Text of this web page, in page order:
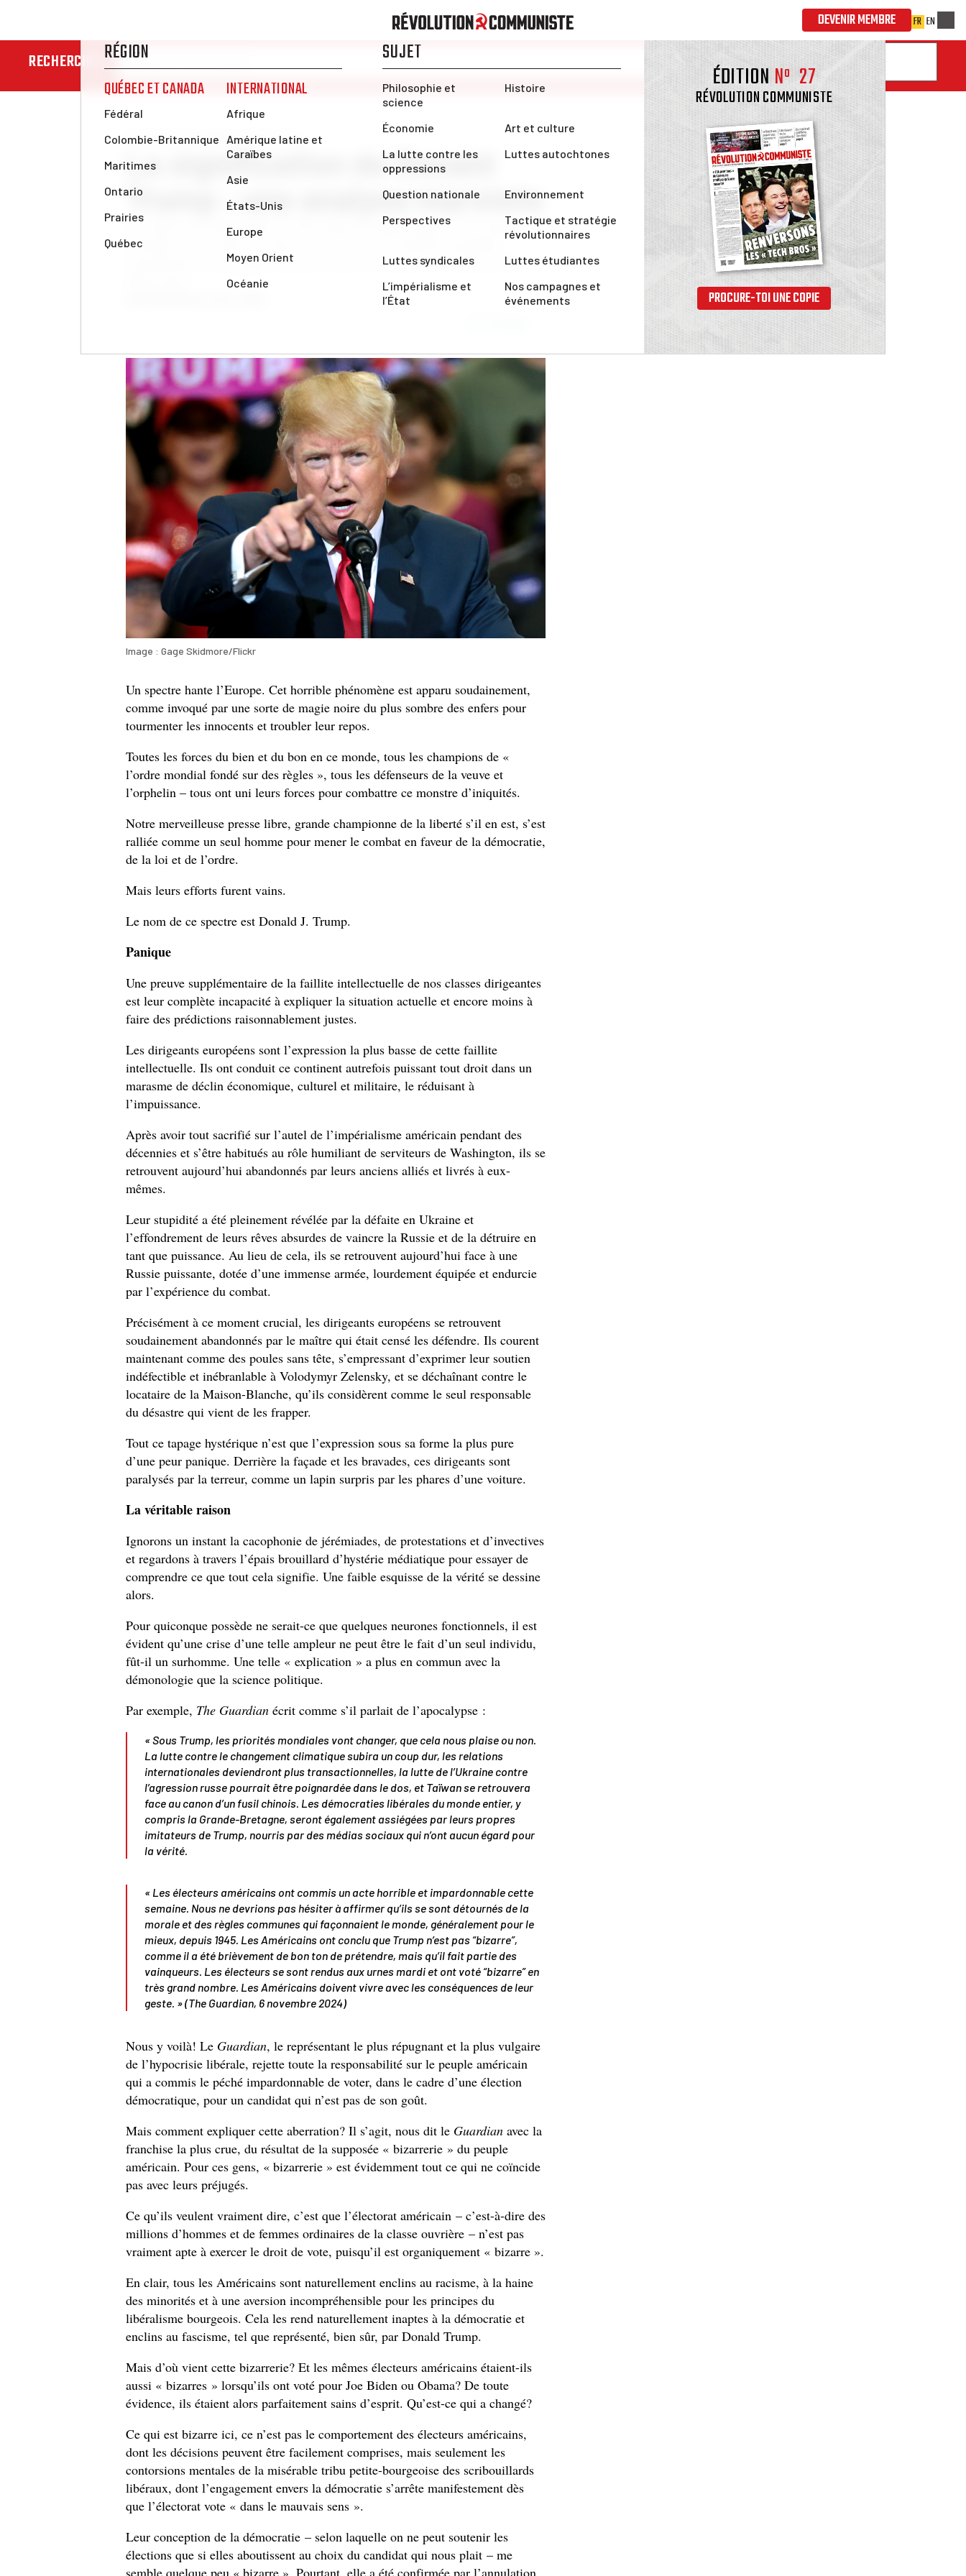
RECHERCHER ÉDITION Nº 27
RÉVOLUTION COMMUNISTE
PROCURE-TOI UNE COPIE
Nouvelles et analyses États-Unis
La signification de Donald
Trump : une analyse marxiste
Les efforts de Trump pour reculer dans le temps jusqu’à cette époque
lointaine sont voués à l’échec en raison de la situation mondiale
transformée et du rapport de force entre les classes à l’intérieur des
Image : Gage Skidmore/Flickr
Un spectre hante l’Europe. Cet horrible phénomène est apparu soudainement,
comme invoqué par une sorte de magie noire du plus sombre des enfers pour
tourmenter les innocents et troubler leur repos.
Toutes les forces du bien et du bon en ce monde, tous les champions de «
l’ordre mondial fondé sur des règles », tous les défenseurs de la veuve et
l’orphelin – tous ont uni leurs forces pour combattre ce monstre d’iniquités.
Notre merveilleuse presse libre, grande championne de la liberté s’il en est, s’est
ralliée comme un seul homme pour mener le combat en faveur de la démocratie,
de la loi et de l’ordre.
Mais leurs efforts furent vains.
Le nom de ce spectre est Donald J. Trump.
Panique
Une preuve supplémentaire de la faillite intellectuelle de nos classes dirigeantes
est leur complète incapacité à expliquer la situation actuelle et encore moins à
faire des prédictions raisonnablement justes.
Les dirigeants européens sont l’expression la plus basse de cette faillite
intellectuelle. Ils ont conduit ce continent autrefois puissant tout droit dans un
marasme de déclin économique, culturel et militaire, le réduisant à
l’impuissance.
Après avoir tout sacrifié sur l’autel de l’impérialisme américain pendant des
décennies et s’être habitués au rôle humiliant de serviteurs de Washington, ils se
retrouvent aujourd’hui abandonnés par leurs anciens alliés et livrés à eux-
mêmes.
Leur stupidité a été pleinement révélée par la défaite en Ukraine et
l’effondrement de leurs rêves absurdes de vaincre la Russie et de la détruire en
tant que puissance. Au lieu de cela, ils se retrouvent aujourd’hui face à une
Russie puissante, dotée d’une immense armée, lourdement équipée et endurcie
par l’expérience du combat.
Précisément à ce moment crucial, les dirigeants européens se retrouvent
soudainement abandonnés par le maître qui était censé les défendre. Ils courent
maintenant comme des poules sans tête, s’empressant d’exprimer leur soutien
indéfectible et inébranlable à Volodymyr Zelensky, et se déchaînant contre le
locataire de la Maison-Blanche, qu’ils considèrent comme le seul responsable
du désastre qui vient de les frapper.
Tout ce tapage hystérique n’est que l’expression sous sa forme la plus pure
d’une peur panique. Derrière la façade et les bravades, ces dirigeants sont
paralysés par la terreur, comme un lapin surpris par les phares d’une voiture.
La véritable raison
Ignorons un instant la cacophonie de jérémiades, de protestations et d’invectives
et regardons à travers l’épais brouillard d’hystérie médiatique pour essayer de
comprendre ce que tout cela signifie. Une faible esquisse de la vérité se dessine
alors.
Pour quiconque possède ne serait-ce que quelques neurones fonctionnels, il est
évident qu’une crise d’une telle ampleur ne peut être le fait d’un seul individu,
fût-il un surhomme. Une telle « explication » a plus en commun avec la
démonologie que la science politique.
Par exemple, The Guardian écrit comme s’il parlait de l’apocalypse :
« Sous Trump, les priorités mondiales vont changer, que cela nous plaise ou non.
La lutte contre le changement climatique subira un coup dur, les relations
internationales deviendront plus transactionnelles, la lutte de l’Ukraine contre
l’agression russe pourrait être poignardée dans le dos, et Taïwan se retrouvera
face au canon d’un fusil chinois. Les démocraties libérales du monde entier, y
compris la Grande-Bretagne, seront également assiégées par leurs propres
imitateurs de Trump, nourris par des médias sociaux qui n’ont aucun égard pour
la vérité.
« Les électeurs américains ont commis un acte horrible et impardonnable cette
semaine. Nous ne devrions pas hésiter à affirmer qu’ils se sont détournés de la
morale et des règles communes qui façonnaient le monde, généralement pour le
mieux, depuis 1945. Les Américains ont conclu que Trump n’est pas “bizarre”,
comme il a été brièvement de bon ton de prétendre, mais qu’il fait partie des
vainqueurs. Les électeurs se sont rendus aux urnes mardi et ont voté “bizarre” en
très grand nombre. Les Américains doivent vivre avec les conséquences de leur
geste. » (The Guardian, 6 novembre 2024)
Nous y voilà! Le Guardian, le représentant le plus répugnant et la plus vulgaire
de l’hypocrisie libérale, rejette toute la responsabilité sur le peuple américain
qui a commis le péché impardonnable de voter, dans le cadre d’une élection
démocratique, pour un candidat qui n’est pas de son goût.
Mais comment expliquer cette aberration? Il s’agit, nous dit le Guardian avec la
franchise la plus crue, du résultat de la supposée « bizarrerie » du peuple
américain. Pour ces gens, « bizarrerie » est évidemment tout ce qui ne coïncide
pas avec leurs préjugés.
Ce qu’ils veulent vraiment dire, c’est que l’électorat américain – c’est-à-dire des
millions d’hommes et de femmes ordinaires de la classe ouvrière – n’est pas
vraiment apte à exercer le droit de vote, puisqu’il est organiquement « bizarre ».
En clair, tous les Américains sont naturellement enclins au racisme, à la haine
des minorités et à une aversion incompréhensible pour les principes du
libéralisme bourgeois. Cela les rend naturellement inaptes à la démocratie et
enclins au fascisme, tel que représenté, bien sûr, par Donald Trump.
Mais d’où vient cette bizarrerie? Et les mêmes électeurs américains étaient-ils
aussi « bizarres » lorsqu’ils ont voté pour Joe Biden ou Obama? De toute
évidence, ils étaient alors parfaitement sains d’esprit. Qu’est-ce qui a changé?
Ce qui est bizarre ici, ce n’est pas le comportement des électeurs américains,
dont les décisions peuvent être facilement comprises, mais seulement les
contorsions mentales de la misérable tribu petite-bourgeoise des scribouillards
libéraux, dont l’engagement envers la démocratie s’arrête manifestement dès
que l’électorat vote « dans le mauvais sens ».
Leur conception de la démocratie – selon laquelle on ne peut soutenir les
élections que si elles aboutissent au choix du candidat qui nous plait – me
semble quelque peu « bizarre ». Pourtant, elle a été confirmée par l’annulation